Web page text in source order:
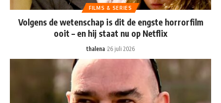
FILMS & SERIES
Volgens de wetenschap is dit de engste horrorfilm
ooit – en hij staat nu op Netflix
thalena 26 juli 2026